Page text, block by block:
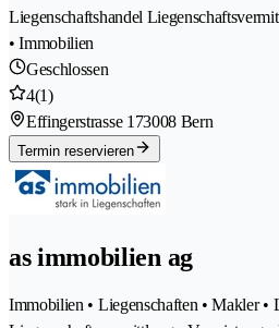
Liegenschaftshandel
• Immobilien
Geschlossen
4(1)
Effingerstrasse 173008 Bern
Termin reservieren
as immobilien ag
Immobilien • Liegenschaften • Makler •